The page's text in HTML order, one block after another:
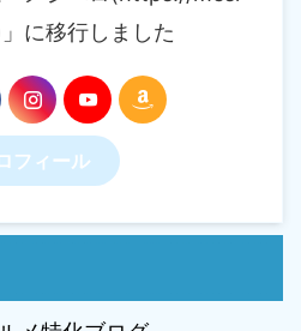
に移行しました
フィール